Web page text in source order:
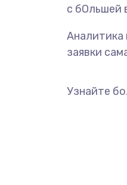
с бОльшей
Аналитика
заявки
Узнайте